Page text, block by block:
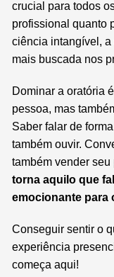
crucial para todos
profissional quanto
ciência intangível,
mais buscada nos
Dominar a oratória
pessoa, mas
Saber falar de
também ouvir.
também vender seu
torna aquilo que
emocionante para
Conseguir sentir o
experiência
começa aqui!